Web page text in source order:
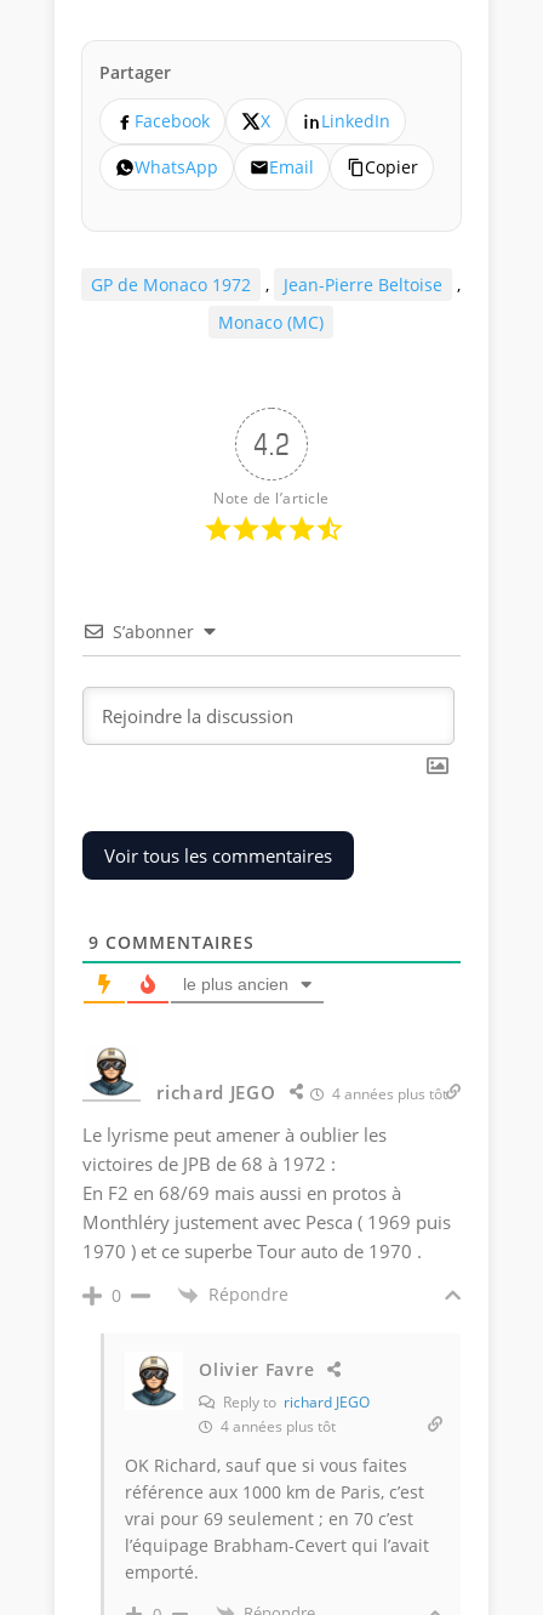
Partager
Facebook X
LinkedIn
WhatsApp
Email Copier
GP de Monaco 1972 , Jean-Pierre Beltoise
,
Monaco (MC)
4.2
Note de l’article
S’abonner
Voir tous les commentaires
9 COMMENTAIRES
le plus ancien
richard JEGO 4 années plus tôt
Le lyrisme peut amener à oublier les
victoires de JPB de 68 à 1972 :
En F2 en 68/69 mais aussi en protos à
Monthléry justement avec Pesca ( 1969 puis
1970 ) et ce superbe Tour auto de 1970 .
0 Répondre
Olivier Favre
Reply to richard JEGO
4 années plus tôt
OK Richard, sauf que si vous faites
référence aux 1000 km de Paris, c’est
vrai pour 69 seulement ; en 70 c’est
l’équipage Brabham-Cevert qui l’avait
emporté.